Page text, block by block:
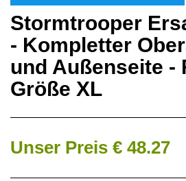
Stormtrooper
- Kompletter
und Außenseite -
Größe XL
Unser Preis € 48.27